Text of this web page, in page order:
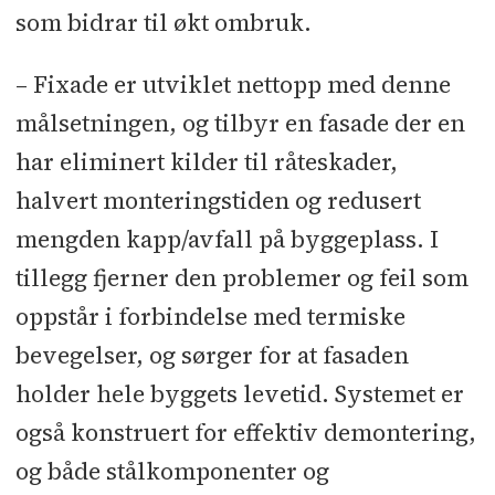
som bidrar til økt ombruk.
– Fixade er utviklet nettopp med denne
målsetningen, og tilbyr en fasade der en
har eliminert kilder til råteskader,
halvert monteringstiden og redusert
mengden kapp/avfall på byggeplass. I
tillegg fjerner den problemer og feil som
oppstår i forbindelse med termiske
bevegelser, og sørger for at fasaden
holder hele byggets levetid. Systemet er
også konstruert for effektiv demontering,
og både stålkomponenter og